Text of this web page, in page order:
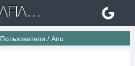
✌ CS-MAFIA.RU ✌ Игровые сервера Counter Strike 1.6
Пользователи / Anu